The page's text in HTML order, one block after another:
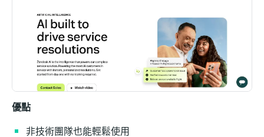
優點
非技術團隊也能輕鬆使用